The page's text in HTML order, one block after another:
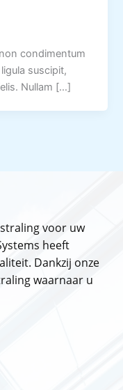
condimentum
suscipit,
Nullam […]
voor uw
heeft
Dankzij onze
waarnaar u